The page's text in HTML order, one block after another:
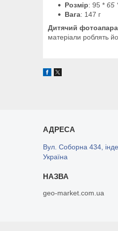
Розмір: 95 * 65
Вага: 147 г
Дитячий
матеріали роблять
Вул. Соборна 434,
Україна
geo-market.com.ua